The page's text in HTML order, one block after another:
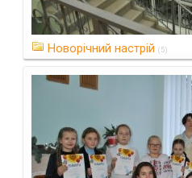
Новорічний настрій (5)